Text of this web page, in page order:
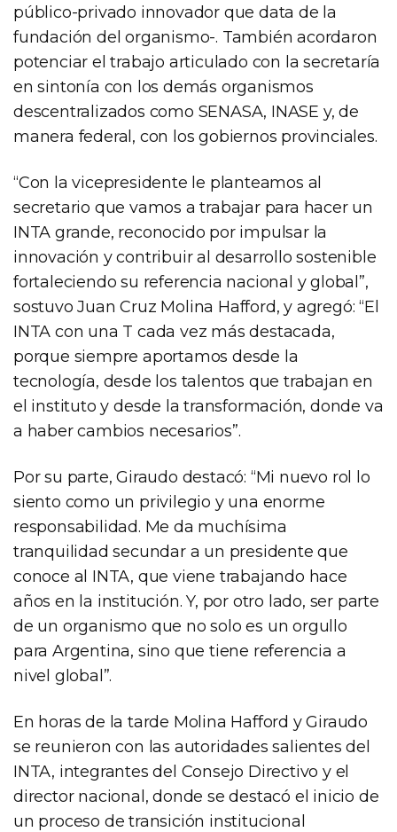
público-privado innovador que data de la
fundación del organismo-. También acordaron
potenciar el trabajo articulado con la secretaría
en sintonía con los demás organismos
descentralizados como SENASA, INASE y, de
manera federal, con los gobiernos provinciales.
“Con la vicepresidente le planteamos al
secretario que vamos a trabajar para hacer un
INTA grande, reconocido por impulsar la
innovación y contribuir al desarrollo sostenible
fortaleciendo su referencia nacional y global”,
sostuvo Juan Cruz Molina Hafford, y agregó: “El
INTA con una T cada vez más destacada,
porque siempre aportamos desde la
tecnología, desde los talentos que trabajan en
el instituto y desde la transformación, donde va
a haber cambios necesarios”.
Por su parte, Giraudo destacó: “Mi nuevo rol lo
siento como un privilegio y una enorme
responsabilidad. Me da muchísima
tranquilidad secundar a un presidente que
conoce al INTA, que viene trabajando hace
años en la institución. Y, por otro lado, ser parte
de un organismo que no solo es un orgullo
para Argentina, sino que tiene referencia a
nivel global”.
En horas de la tarde Molina Hafford y Giraudo
se reunieron con las autoridades salientes del
INTA, integrantes del Consejo Directivo y el
director nacional, donde se destacó el inicio de
un proceso de transición institucional